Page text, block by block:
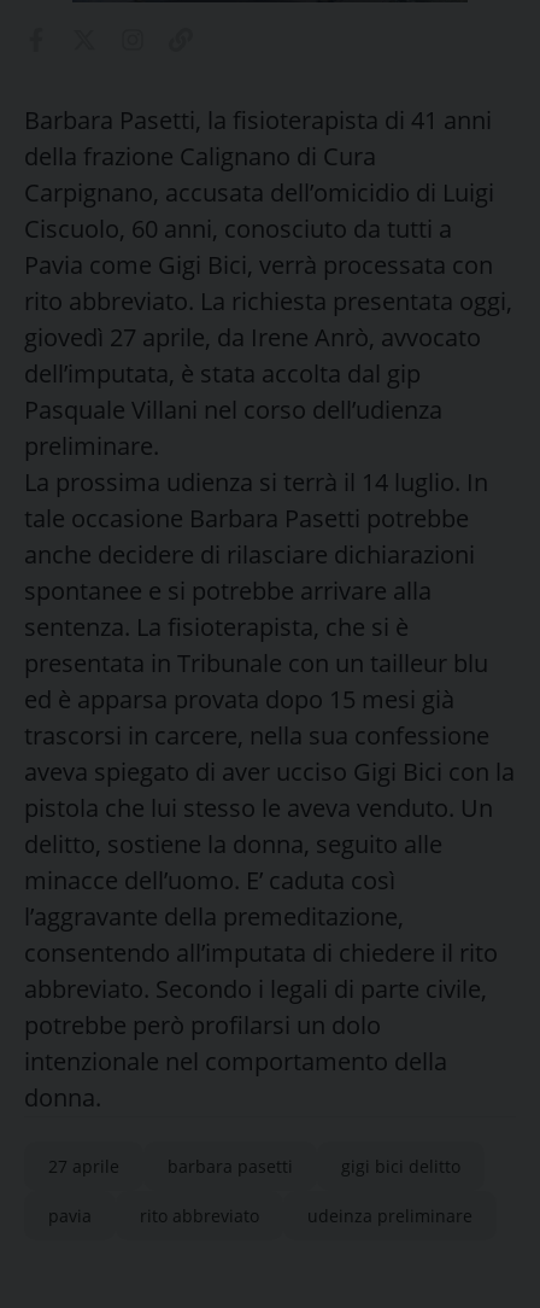
Barbara Pasetti, la fisioterapista di 41 anni
della frazione Calignano di Cura
Carpignano, accusata dell’omicidio di Luigi
Ciscuolo, 60 anni, conosciuto da tutti a
Pavia come Gigi Bici, verrà processata con
rito abbreviato. La richiesta presentata oggi,
giovedì 27 aprile, da Irene Anrò, avvocato
dell’imputata, è stata accolta dal gip
Pasquale Villani nel corso dell’udienza
preliminare.
La prossima udienza si terrà il 14 luglio. In
tale occasione Barbara Pasetti potrebbe
anche decidere di rilasciare dichiarazioni
spontanee e si potrebbe arrivare alla
sentenza. La fisioterapista, che si è
presentata in Tribunale con un tailleur blu
ed è apparsa provata dopo 15 mesi già
trascorsi in carcere, nella sua confessione
aveva spiegato di aver ucciso Gigi Bici con la
pistola che lui stesso le aveva venduto. Un
delitto, sostiene la donna, seguito alle
minacce dell’uomo. E’ caduta così
l’aggravante della premeditazione,
consentendo all’imputata di chiedere il rito
abbreviato. Secondo i legali di parte civile,
potrebbe però profilarsi un dolo
intenzionale nel comportamento della
donna.
27 aprile barbara pasetti gigi bici delitto
pavia rito abbreviato udeinza preliminare